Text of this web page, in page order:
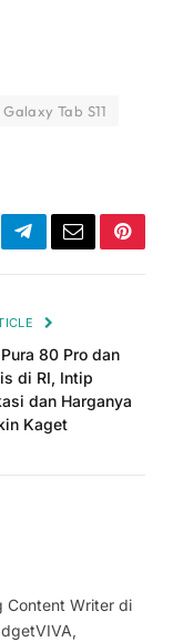
Tab S11
TelegramEmail
80 Pro dan
di RI, Intip
dan Harganya
Kaget
Content Writer di